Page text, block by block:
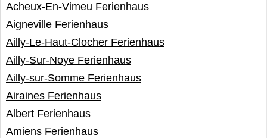
Acheux-En-Vimeu Ferienhaus
Aigneville Ferienhaus
Ailly-Le-Haut-Clocher Ferienhaus
Ailly-Sur-Noye Ferienhaus
Ailly-sur-Somme Ferienhaus
Airaines Ferienhaus
Albert Ferienhaus
Amiens Ferienhaus